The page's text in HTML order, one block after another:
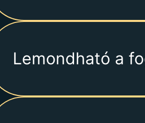
Lemondható a